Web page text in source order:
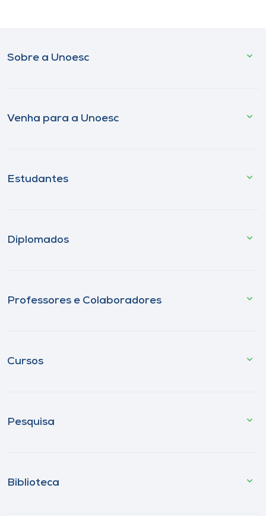
Sobre a Unoesc
Venha para a Unoesc
Estudantes
Diplomados
Professores e Colaboradores
Cursos
Pesquisa
Biblioteca